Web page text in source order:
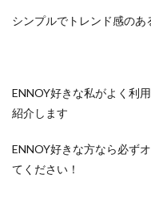
シンプルでトレンド感の
ENNOY好きな私がよく利
紹介します
ENNOY好きな方なら必ず
てください！